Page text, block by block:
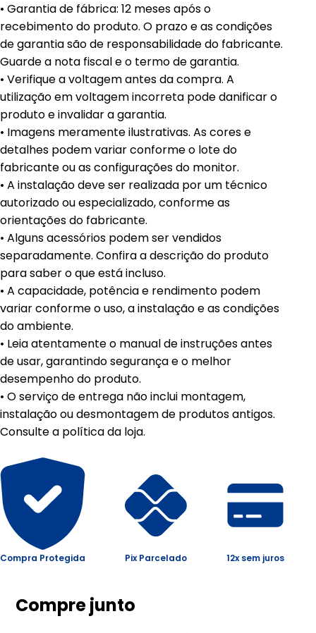
• Garantia de fábrica: 12 meses após o
recebimento do produto. O prazo e as condições
de garantia são de responsabilidade do fabricante.
Guarde a nota fiscal e o termo de garantia.
• Verifique a voltagem antes da compra. A
utilização em voltagem incorreta pode danificar o
produto e invalidar a garantia.
• Imagens meramente ilustrativas. As cores e
detalhes podem variar conforme o lote do
fabricante ou as configurações do monitor.
• A instalação deve ser realizada por um técnico
autorizado ou especializado, conforme as
orientações do fabricante.
• Alguns acessórios podem ser vendidos
separadamente. Confira a descrição do produto
para saber o que está incluso.
• A capacidade, potência e rendimento podem
variar conforme o uso, a instalação e as condições
do ambiente.
• Leia atentamente o manual de instruções antes
de usar, garantindo segurança e o melhor
desempenho do produto.
• O serviço de entrega não inclui montagem,
instalação ou desmontagem de produtos antigos.
Consulte a política da loja.
Compra Protegida Pix Parcelado 12x sem juros
Compre junto